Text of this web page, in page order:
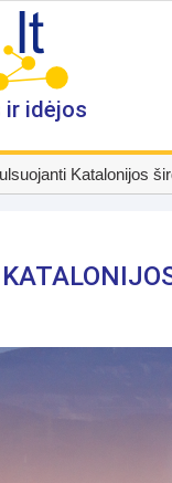
ir idėjos
Katalonijos